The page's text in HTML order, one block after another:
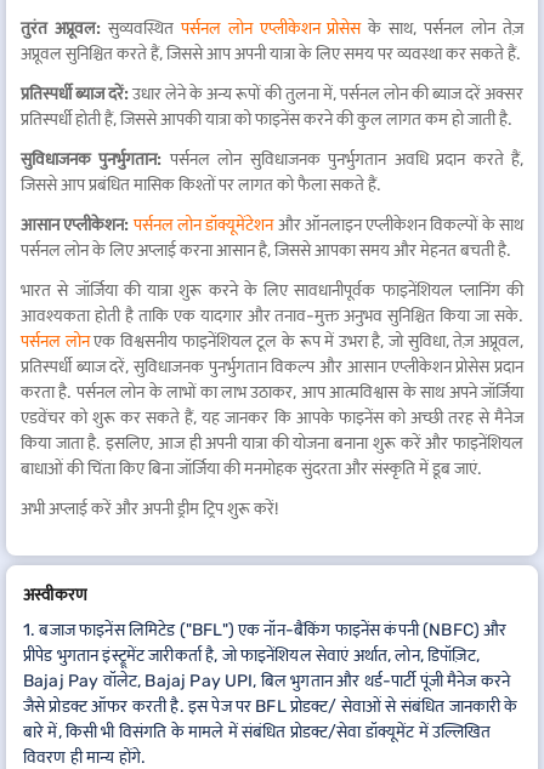
तुरंत अप्रूवल: सुव्यवस्थितपर्सनल लोन एप्लीकेशन प्रोसेसके साथ, पर्सनल लोन तेज़
अप्रूवल सुनिश्चित करते हैं, जिससे आप अपनी यात्रा के लिए समय पर व्यवस्था कर सकते हैं.
प्रतिस्पर्धी ब्याज दरें: उधार लेने के अन्य रूपों की तुलना में, पर्सनल लोन की ब्याज दरें अक्सर
प्रतिस्पर्धी होती हैं, जिससे आपकी यात्रा को फाइनेंस करने की कुल लागत कम हो जाती है.
सुविधाजनक पुनर्भुगतान: पर्सनल लोन सुविधाजनक पुनर्भुगतान अवधि प्रदान करते हैं,
जिससे आप प्रबंधित मासिक किश्तों पर लागत को फैला सकते हैं.
आसान एप्लीकेशन: पर्सनल लोन डॉक्यूमेंटेशनऔर ऑनलाइन एप्लीकेशन विकल्पों के साथ
पर्सनल लोन के लिए अप्लाई करना आसान है, जिससे आपका समय और मेहनत बचती है.
भारत से जॉर्जिया की यात्रा शुरू करने के लिए सावधानीपूर्वक फाइनेंशियल प्लानिंग की
आवश्यकता होती है ताकि एक यादगार और तनाव-मुक्त अनुभव सुनिश्चित किया जा सके.
पर्सनल लोनएक विश्वसनीय फाइनेंशियल टूल के रूप में उभरा है, जो सुविधा, तेज़ अप्रूवल,
प्रतिस्पर्धी ब्याज दरें, सुविधाजनक पुनर्भुगतान विकल्प और आसान एप्लीकेशन प्रोसेस प्रदान
करता है. पर्सनल लोन के लाभों का लाभ उठाकर, आप आत्मविश्वास के साथ अपने जॉर्जिया
एडवेंचर को शुरू कर सकते हैं, यह जानकर कि आपके फाइनेंस को अच्छी तरह से मैनेज
किया जाता है. इसलिए, आज ही अपनी यात्रा की योजना बनाना शुरू करें और फाइनेंशियल
बाधाओं की चिंता किए बिना जॉर्जिया की मनमोहक सुंदरता और संस्कृति में डूब जाएं.
अभी अप्लाई करें और अपनी ड्रीम ट्रिप शुरू करें!
अस्वीकरण
1. बजाज फाइनेंस लिमिटेड ("BFL") एक नॉन-बैंकिंग फाइनेंस कंपनी (NBFC) और
प्रीपेड भुगतान इंस्ट्रूमेंट जारीकर्ता है, जो फाइनेंशियल सेवाएं अर्थात, लोन, डिपॉज़िट,
Bajaj Pay वॉलेट, Bajaj Pay UPI, बिल भुगतान और थर्ड-पार्टी पूंजी मैनेज करने
जैसे प्रोडक्ट ऑफर करती है. इस पेज पर BFL प्रोडक्ट/ सेवाओं से संबंधित जानकारी के
बारे में, किसी भी विसंगति के मामले में संबंधित प्रोडक्ट/सेवा डॉक्यूमेंट में उल्लिखित
विवरण ही मान्य होंगे.